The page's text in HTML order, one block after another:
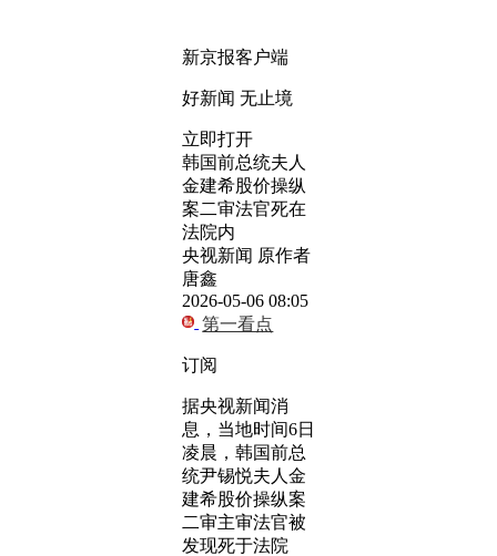
新京报客户端
好新闻 无止境
立即打开
韩国前总统夫人
金建希股价操纵
案二审法官死在
法院内
央视新闻 原作者
唐鑫
2026-05-06 08:05
第一看点
订阅
据央视新闻消
息，当地时间6日
凌晨，韩国前总
统尹锡悦夫人金
建希股价操纵案
二审主审法官被
发现死于法院